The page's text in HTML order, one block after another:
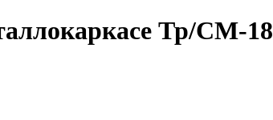
Тр/СМ-18